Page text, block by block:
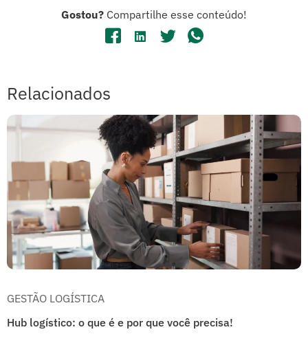
Gostou? Compartilhe esse conteúdo!
Relacionados
GESTÃO LOGÍSTICA
Hub logístico: o que é e por que você precisa!